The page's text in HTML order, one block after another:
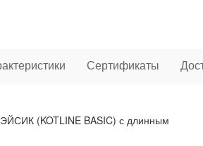
Сертификаты
(KOTLINE BASIC) с длинным